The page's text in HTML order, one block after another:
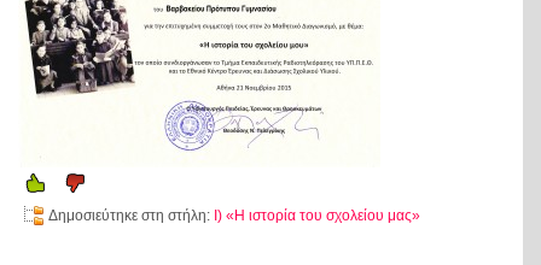
Δημοσιεύτηκε στη στήλη: Ι) «Η ιστορία του σχολείου μας»